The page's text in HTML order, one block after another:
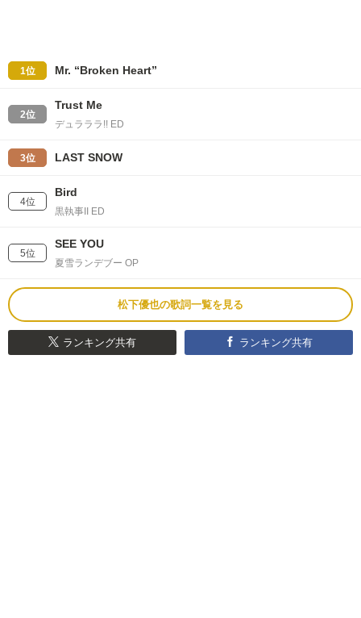
1位 Mr. “Broken Heart”
2位
Trust Me
デュラララ!! ED
3位 LAST SNOW
4位
Bird
黒執事II ED
5位
SEE YOU
夏雪ランデブー OP
松下優也の歌詞一覧を見る
ランキング共有 ランキング共有